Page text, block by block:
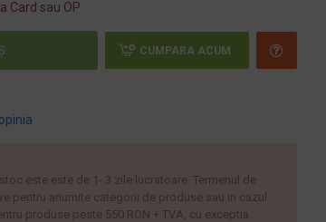
Card sau OP
CUMPARA ACUM
este este de 1- 3 zile lucratoare. Termenul de
pentru anumite categorii de produse sau in cazul
produse peste 550 RON + TVA, cu exceptia